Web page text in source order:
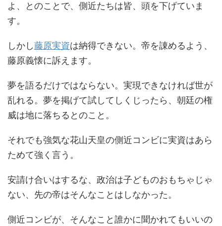
よ、とのことで、側近たちは皆、頭を下げていま
す。
しかし藤原実資は納得できない。帝を諌めるよう、
藤原義懐に訴えます。
夢を語るだけではならない。実現できなければ世が
乱れる。夢を掲げて試してしくじったら、朝廷の権
威は地に落ちるとのこと。
それでも強気な花山天皇の側近コンビに実資はあら
ためて強く言う。
安請け合いはするな、政治は子どものおもちゃじゃ
ない、先の帝はそんなことはしなかった。
側近コンビが、そんなこと誰かに聞かれてもいいの